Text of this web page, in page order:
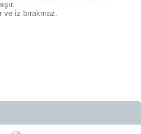
ve iz bırakmaz.